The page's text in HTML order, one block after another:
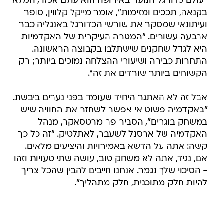
בקנאה, תככים ומזימות", אומר מייקל קלווין, סופר
ועיתונאי שמסקר את שורשי הכדורגל באנגליה כבר
ארבעה עשורים. "המטרה העיקרית של האקדמיות
היא לגדל שחקנים שישתלבו בקבוצה הראשונה.
התחרות כבירה ושיעורי ההצלחה נמוכים ביותר; רק
הקשוחים ביותר שורדים את זה".
אבל זה לא האתגר היחיד שעומד בפני נערים ביבשת.
"באקדמיה פשוט אי אפשר לשחזר את החוויה שיש
במשחק בוגרים", הסביר פר מרטסאקר, מנהל
האקדמיה של ארסנל לשעבר, לאתלטיק. "זה כל כך
קשה: אתה על הדשא באמירויות והיציעים מלאים.
אם, נגיד, אתה לא משחק טוב, עושה שתי טעויות וזהו
- הסיכוי שלך נגמר. אנחנו חייבים להבין שהכל צריך
להיות חלק מתוכנית, חלק מתהליך".